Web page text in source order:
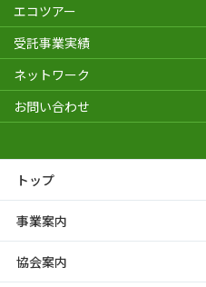
エコツアー
受託事業実績
ネットワーク
お問い合わせ
トップ
事業案内
協会案内